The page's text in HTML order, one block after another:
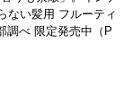
ない髪用 フルーティ
調べ 限定発売中（P